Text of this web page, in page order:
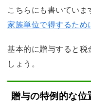
こちらにも書いていま
家族単位で得するため
基本的に贈与すると税
しょう。
贈与の特例的な位